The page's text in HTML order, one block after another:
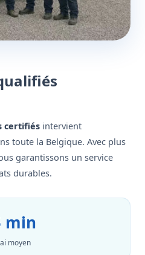
certifiés intervient
toute la Belgique. Avec plus
garantissons un service
durables.
min
moyen